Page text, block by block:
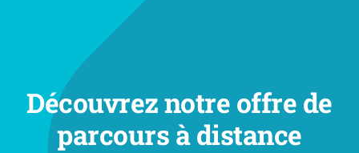
Découvrez notre offre de
parcours à distance